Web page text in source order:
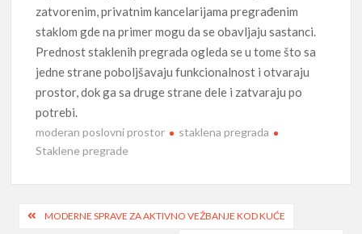
zatvorenim, privatnim kancelarijama pregrađenim
staklom gde na primer mogu da se obavljaju sastanci.
Prednost staklenih pregrada ogleda se u tome što sa
jedne strane poboljšavaju funkcionalnost i otvaraju
prostor, dok ga sa druge strane dele i zatvaraju po
potrebi.
moderan poslovni prostor
staklena pregrada
Staklene pregrade
PostMODERNE SPRAVE ZA AKTIVNO VEŽBANJE KOD KUĆE